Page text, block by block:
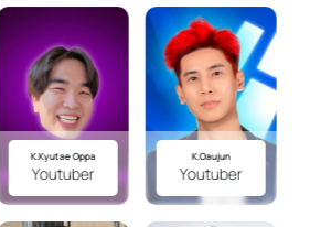
K.kyutae Oppa
Youtuber
K.Oaujun
Youtuber